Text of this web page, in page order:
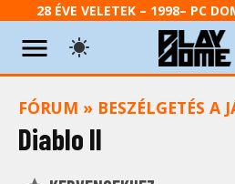
28 ÉVE VELETEK – 1998– PC
FÓRUM » BESZÉLGETÉS A
Diablo II